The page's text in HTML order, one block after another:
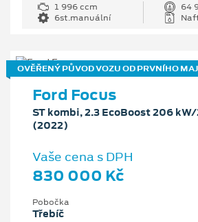
1 996 ccm
64
6st.manuální
OVĚŘENÝ PŮVOD VOZU OD PRVNÍHO
Ford Focus
ST kombi, 2.3 EcoBoost 206
(2022)
Vaše cena s DPH
830 000 Kč
Pobočka
Třebíč